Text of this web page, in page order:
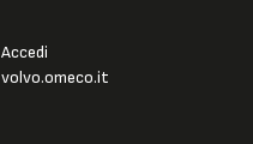
Accedi
volvo.omeco.it